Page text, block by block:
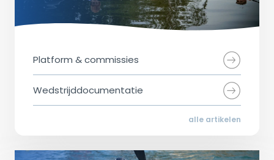
Platform & commissies
Wedstrijddocumentatie
alle artikelen